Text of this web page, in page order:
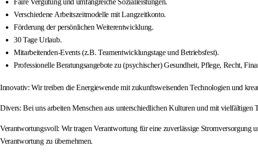
Faire Vergütung und umfangreiche Sozialleistungen.
Verschiedene Arbeitszeitmodelle mit Langzeitkonto.
Förderung der persönlichen Weiterentwicklung.
30 Tage Urlaub.
Mitarbeitenden-Events (z.B. Teamentwicklungstage und Betriebsfest).
Professionelle Beratungsangebote zu (psychischer) Gesundheit, Pflege, Recht,
Innovativ: Wir treiben die Energiewende mit zukunftsweisenden Technologien und
Divers: Bei uns arbeiten Menschen aus unterschiedlichen Kulturen und mit
Verantwortungsvoll: Wir tragen Verantwortung für eine zuverlässige Stromversorgung
Verantwortung zu übernehmen.